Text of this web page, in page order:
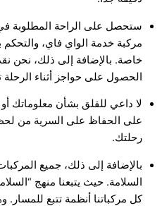
ستحصل على الراحة المطلوبة
مركبة خدمة الواي فاي، والتحكم
خاصة. بالإضافة إلى ذلك، نحن
الحصول على حواجز أثناء
لا داعي للقلق بشأن معلوماتك
على الحفاظ على السرية من
رحلتك.
بالإضافة إلى ذلك، جميع
السلامة. حيث يتبعنا منهج
كل مركباتنا أنظمة تتبع للمسار.